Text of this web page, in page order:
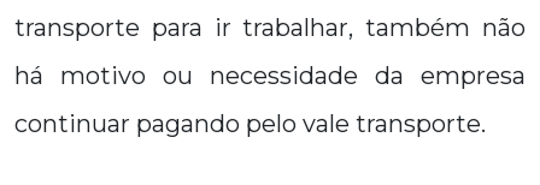
transporte para ir trabalhar, também não
há motivo ou necessidade da empresa
continuar pagando pelo vale transporte.